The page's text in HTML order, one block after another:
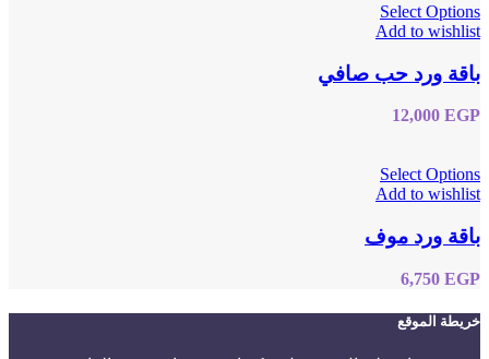
Select Options
Add to wishlist
باقة ورد حب صافي
12,000 EGP
Select Options
Add to wishlist
باقة ورد موف
6,750 EGP
خريطة الموقع